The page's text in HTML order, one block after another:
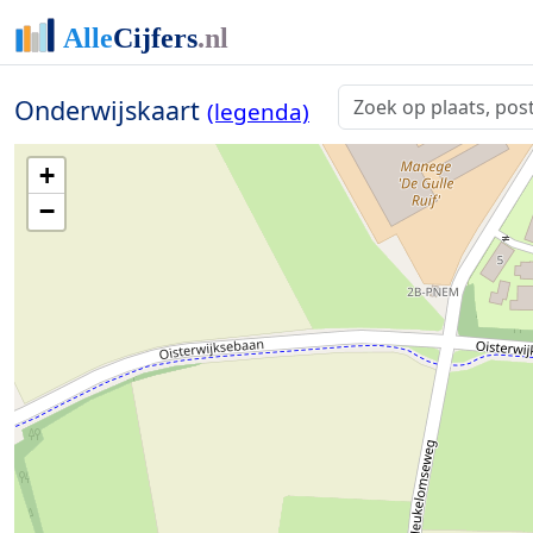
Onderwijskaart (legenda)
+
−